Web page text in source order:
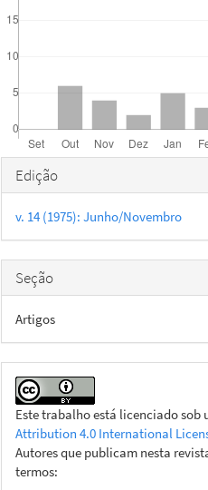
Detalhes
do
artigo
Edição
v. 14 (1975): Junho/Novembro
Seção
Artigos
Este trabalho está licenciado sob
Attribution 4.0 International
Autores que publicam nesta
termos: